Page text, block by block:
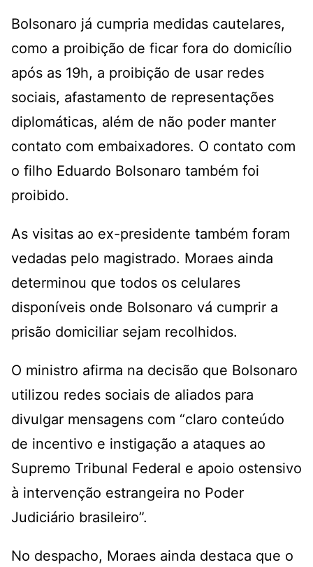
Bolsonaro já cumpria medidas cautelares,
como a proibição de ficar fora do domicílio
após as 19h, a proibição de usar redes
sociais, afastamento de representações
diplomáticas, além de não poder manter
contato com embaixadores. O contato com
o filho Eduardo Bolsonaro também foi
proibido.
As visitas ao ex-presidente também foram
vedadas pelo magistrado. Moraes ainda
determinou que todos os celulares
disponíveis onde Bolsonaro vá cumprir a
prisão domiciliar sejam recolhidos.
O ministro afirma na decisão que Bolsonaro
utilizou redes sociais de aliados para
divulgar mensagens com “claro conteúdo
de incentivo e instigação a ataques ao
Supremo Tribunal Federal e apoio ostensivo
à intervenção estrangeira no Poder
Judiciário brasileiro”.
No despacho, Moraes ainda destaca que o